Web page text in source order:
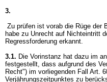
3.
Zu prüfen ist vorab die Rüge der
habe zu Unrecht auf Nichteintritt
Regressforderung erkannt.
3.1. Die Vorinstanz hat dazu im
festgestellt, dass aufgrund des
Recht") im vorliegenden Fall Art.
Verjährungszeitpunktes zu